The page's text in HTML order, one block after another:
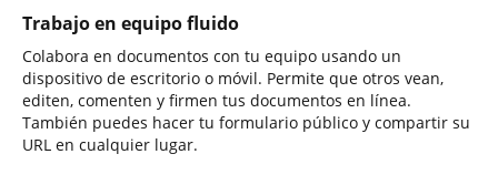
Trabajo en equipo fluido
Colabora en documentos con tu equipo usando un
dispositivo de escritorio o móvil. Permite que otros vean,
editen, comenten y firmen tus documentos en línea.
También puedes hacer tu formulario público y compartir su
URL en cualquier lugar.